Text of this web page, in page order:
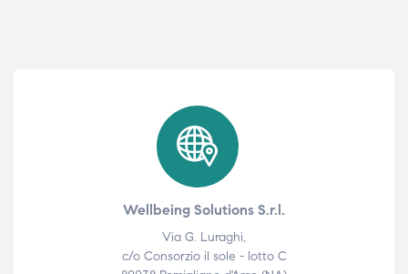
Wellbeing Solutions S.r.l.
Via G. Luraghi,
c/o Consorzio il sole - lotto C